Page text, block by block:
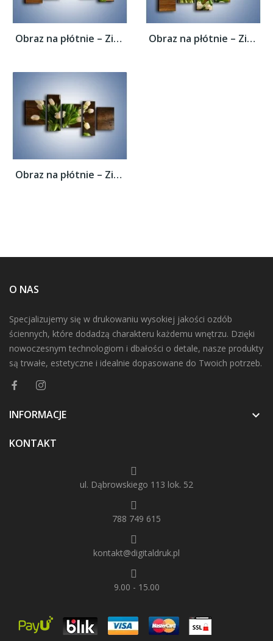
Obraz na płótnie – Zielone jabłka przy... Obraz na płótnie – Zielone jabłka przy...
Obraz na płótnie – Zielone jabłka przy...
O NAS
Specjalizujemy się w drukowaniu wysokiej jakości ozdób
ściennych, które dodadzą charakteru każdemu wnętrzu. Dzięki
nowoczesnym technologiom i dbałości o detale, nasze produkty
są trwałe, estetyczne i idealnie dopasowane do Twoich potrzeb.
INFORMACJE 
KONTAKT
ul. Dąbrowskiego 113 lok. 52
788 749 615
kontakt@digitaldruk.pl
9.00 - 15.00